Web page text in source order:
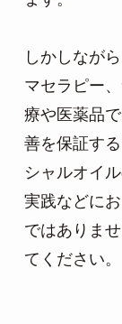
しかしなが
マセラピー
療や医薬品
善を保証す
シャルオイ
実践などに
ではありま
てください。